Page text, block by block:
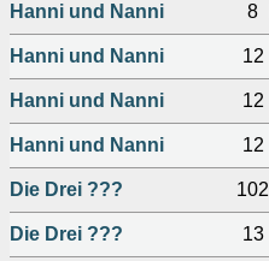
Hanni und Nanni 8
Hanni und Nanni 12
Hanni und Nanni
12
Hanni und Nanni
12
Die Drei ???
102
Die Drei ??? 13